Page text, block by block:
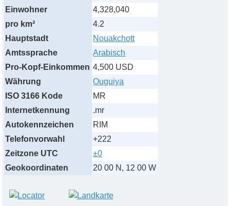
Einwohner
4,328,040
pro km²
4.2
Hauptstadt
Nouakchott
Amtssprache
Arabisch
Pro-Kopf-Einkommen 4,500 USD
Währung
Ouguiya
ISO 3166 Kode
MR
Internetkennung
.mr
Autokennzeichen
RIM
Telefonvorwahl
+222
Zeitzone UTC
±0
Geokoordinaten
20 00 N, 12 00 W